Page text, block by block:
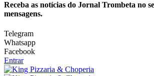
Receba as notícias do Jornal Trombeta no
mensagens.
Telegram
Whatsapp
Facebook
Entrar